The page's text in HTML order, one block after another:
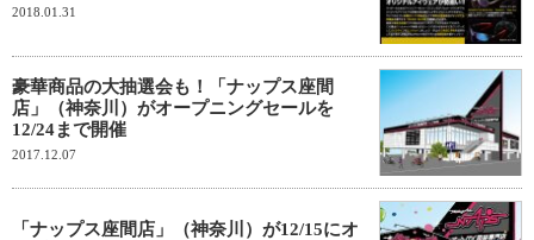
2018.01.31
豪華商品の大抽選会も！「ナップス座間
店」（神奈川）がオープニングセールを
12/24まで開催
2017.12.07
「ナップス座間店」（神奈川）が12/15にオ